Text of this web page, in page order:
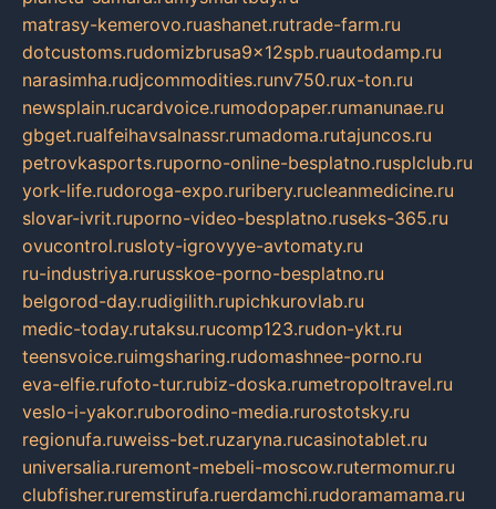
matrasy-kemerovo.ruashanet.rutrade-farm.ru
dotcustoms.rudomizbrusa9x12spb.ruautodamp.ru
narasimha.rudjcommodities.runv750.rux-ton.ru
newsplain.rucardvoice.rumodopaper.rumanunae.ru
gbget.rualfeihavsalnassr.rumadoma.rutajuncos.ru
petrovkasports.ruporno-online-besplatno.rusplclub.ru
york-life.rudoroga-expo.ruribery.rucleanmedicine.ru
slovar-ivrit.ruporno-video-besplatno.ruseks-365.ru
ovucontrol.rusloty-igrovyye-avtomaty.ru
ru-industriya.rurusskoe-porno-besplatno.ru
belgorod-day.rudigilith.rupichkurovlab.ru
medic-today.rutaksu.rucomp123.rudon-ykt.ru
teensvoice.ruimgsharing.rudomashnee-porno.ru
eva-elfie.rufoto-tur.rubiz-doska.rumetropoltravel.ru
veslo-i-yakor.ruborodino-media.rurostotsky.ru
regionufa.ruweiss-bet.ruzaryna.rucasinotablet.ru
universalia.ruremont-mebeli-moscow.rutermomur.ru
clubfisher.ruremstirufa.ruerdamchi.rudoramamama.ru